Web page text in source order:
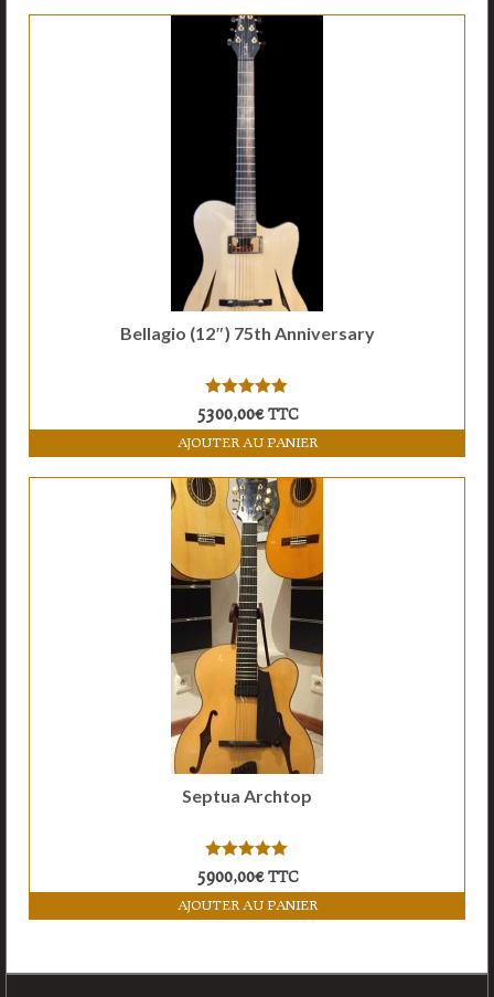
Bellagio (12″) 75th Anniversary
5.00 sur 5
5300,00€ TTC
AJOUTER AU PANIER
Septua Archtop
5.00 sur 5
5900,00€ TTC
AJOUTER AU PANIER